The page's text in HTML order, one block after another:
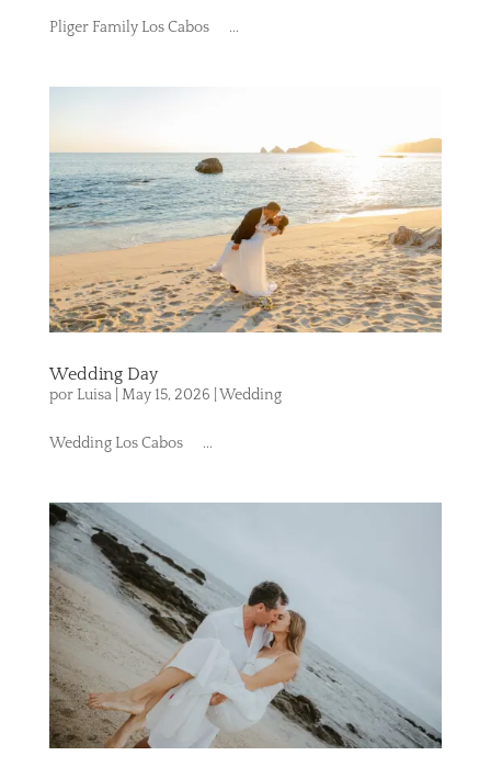
Pliger Family Los Cabos ...
Wedding Day
por Luisa| May 15, 2026 Wedding
Wedding Los Cabos ...